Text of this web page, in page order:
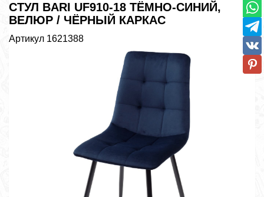
СТУЛ BARI UF910-18 ТЁМНО-СИНИЙ,
ВЕЛЮР / ЧЁРНЫЙ КАРКАС
Артикул 1621388